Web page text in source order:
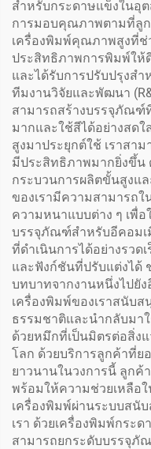
สำหรับกระดาษแข็งในอุ
การมอบคุณภาพตามที่ลูก
เครื่องพิมพ์คุณภาพสูงที่ช่
ประสิทธิภาพการพิมพ์ให้
และได้รับการปรับปรุงสำ
ทีมงานวิจัยและพัฒนา
สามารถสร้างบรรจุภัณฑ์
มากและใช้สีได้อย่างสด
สูงมาประยุกต์ใช้ เราสา
มีประสิทธิภาพมากยิ่งขึ้น
กระบวนการผลิตขั้นสูงแ
ของเรามีความสามารถ
ความหนาแบบต่าง ๆ เพื่
บรรจุภัณฑ์สำหรับอีคอมเ
ที่ดำเนินการได้อย่างรวด
และฟังก์ชันที่ปรับแต่งได้
บทบาทจากงานหนึ่งไปยัง
เครื่องพิมพ์ของเราสนับ
ธรรมชาติและนำกลับมา
ด้วยหมึกที่เป็นมิตรต่อสิ่งแ
โลก ด้วยบริการลูกค้าที่ย
ยาวนานในวงการนี้ ลูกค้
พร้อมให้ความช่วยเหลือ
เครื่องพิมพ์ผ่านระบบสนั
เรา ด้วยเครื่องพิมพ์กระ
สามารถยกระดับบรรจุภั